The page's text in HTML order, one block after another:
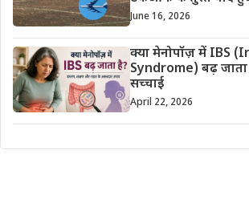
June 16, 2026
क्या मेनोपॉज़ में IBS
Syndrome) बढ़ जाता
सच्चाई
April 22, 2026